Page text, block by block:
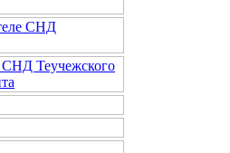
СНД
СНД Теучежского